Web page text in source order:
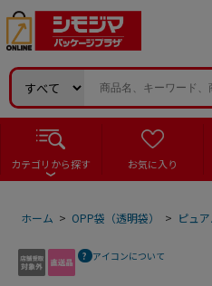
カテゴリから探す お気に入り
ホーム > OPP袋（透明袋） > ピュ
アイコンについて